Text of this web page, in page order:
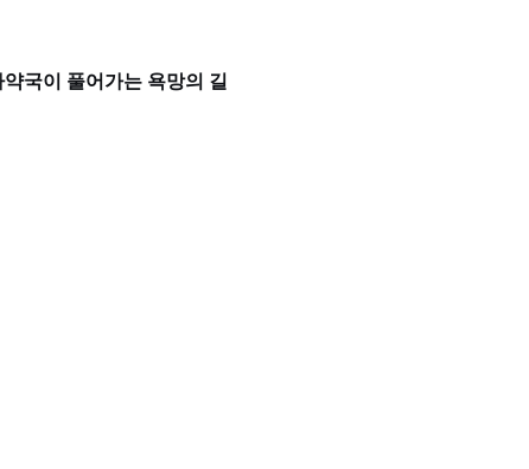
국이 풀어가는 욕망의 길